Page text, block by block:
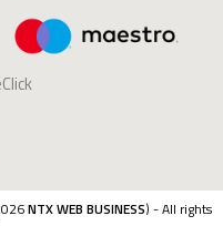
NTX WEB BUSINESS) - All rights